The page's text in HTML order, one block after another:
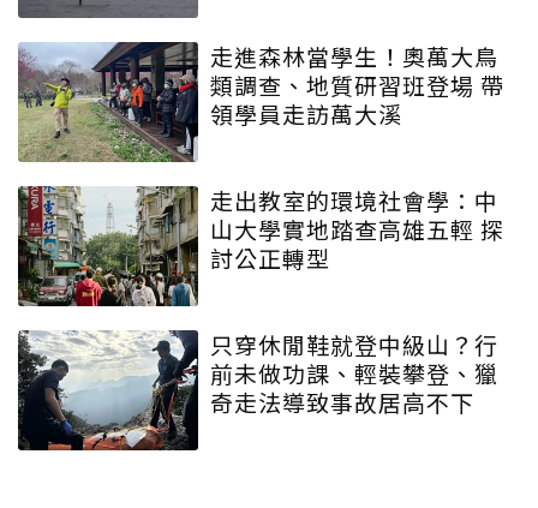
走進森林當學生！奧萬大鳥
類調查、地質研習班登場 帶
領學員走訪萬大溪
走出教室的環境社會學：中
山大學實地踏查高雄五輕 探
討公正轉型
只穿休閒鞋就登中級山？行
前未做功課、輕裝攀登、獵
奇走法導致事故居高不下